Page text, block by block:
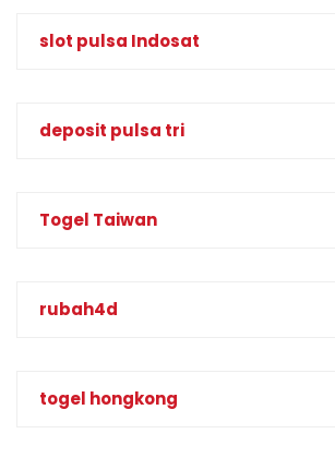
slot pulsa Indosat
deposit pulsa tri
Togel Taiwan
rubah4d
togel hongkong